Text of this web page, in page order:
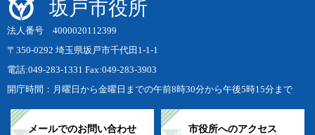
坂戸市役所
法人番号 4000020112399
〒350-0292 埼玉県坂戸市千代田1-1-1
電話:049-283-1331 Fax:049-283-3903
開庁時間：月曜日から金曜日までの午前8時30分から午後5時15分まで
メールでのお問い合わせ 市役所へのアクセス